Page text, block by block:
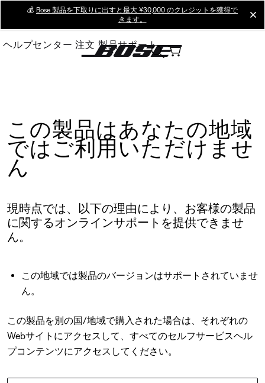
Main
💰 Bose 製品を下取りに出すと最大 ¥30,000 のクレジットを獲得で
きます。
ヘルプセンター 注文 製品サポート
この製品はあなたの地域
ではご利用いただけませ
ん
現時点では、以下の理由により、お客様の製品
に関するオンラインサポートを提供できませ
ん。
この地域では製品のバージョンはサポートされていませ
ん。
この製品を別の国/地域で購入された場合は、それぞれの
Webサイトにアクセスして、すべてのセルフサービスヘル
プコンテンツにアクセスしてください。